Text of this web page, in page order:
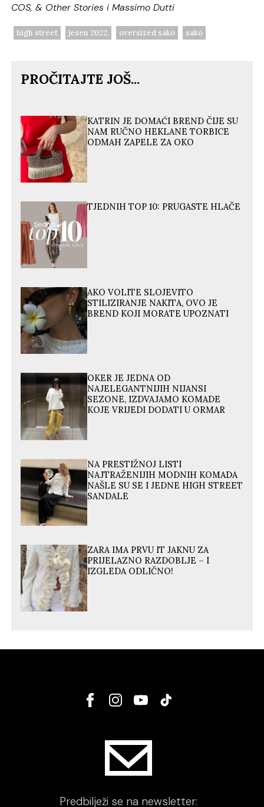
COS, & Other Stories i Massimo Dutti
high street jesen 2022. oversized sako sako
PROČITAJTE JOŠ...
KATRIN JE DOMAĆI BREND ČIJE SU
NAM RUČNO HEKLANE TORBICE
ODMAH ZAPELE ZA OKO
TJEDNIH TOP 10: PRUGASTE HLAČE
AKO VOLITE SLOJEVITO
STILIZIRANJE NAKITA, OVO JE
BREND KOJI MORATE UPOZNATI
OKER JE JEDNA OD
NAJELEGANTNIJIH NIJANSI
SEZONE, IZDVAJAMO KOMADE
KOJE VRIJEDI DODATI U ORMAR
NA PRESTIŽNOJ LISTI
NAJTRAŽENIJIH MODNIH KOMADA
NAŠLE SU SE I JEDNE HIGH STREET
SANDALE
ZARA IMA PRVU IT JAKNU ZA
PRIJELAZNO RAZDOBLJE – I
IZGLEDA ODLIČNO!
Predbilježi se na newsletter: